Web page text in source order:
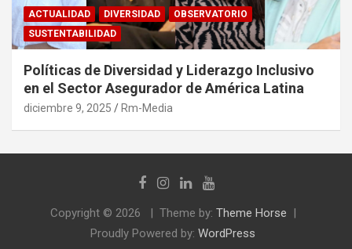
ACTUALIDAD DIVERSIDAD
OBSERVATORIO
SUSTENTABILIDAD
Políticas de Diversidad y Liderazgo Inclusivo
en el Sector Asegurador de América Latina
diciembre 9, 2025 Rm-Media
Copyright © 2026 Theme by: Theme Horse
Proudly Powered by: WordPress